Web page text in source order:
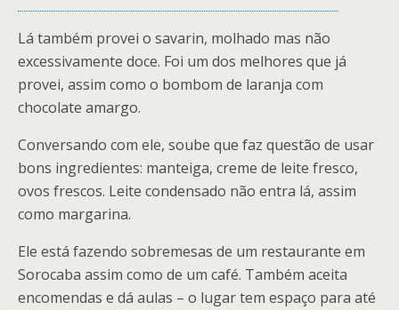
Lá também provei o savarin, molhado mas não
excessivamente doce. Foi um dos melhores que já
provei, assim como o bombom de laranja com
chocolate amargo.
Conversando com ele, soube que faz questão de usar
bons ingredientes: manteiga, creme de leite fresco,
ovos frescos. Leite condensado não entra lá, assim
como margarina.
Ele está fazendo sobremesas de um restaurante em
Sorocaba assim como de um café. Também aceita
encomendas e dá aulas – o lugar tem espaço para até